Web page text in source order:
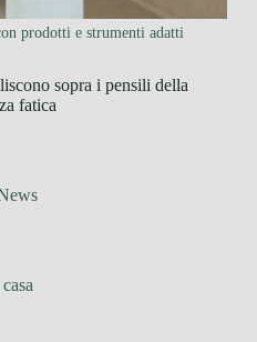
prodotti e strumenti adatti
sopra i pensili della
fatica